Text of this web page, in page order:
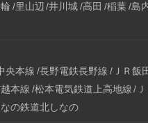
里山辺 井川城 高田 稲葉 島
央本線 長野電鉄長野線 ＪＲ飯
本線 松本電気鉄道上高地線
の鉄道北しなの